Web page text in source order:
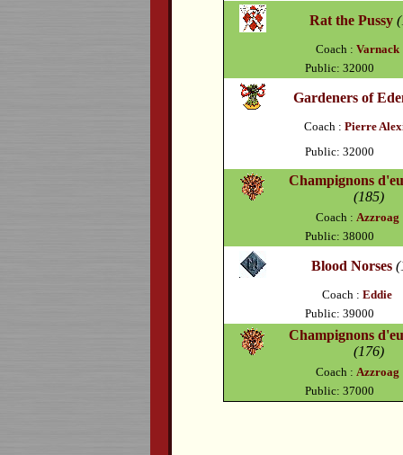
Rat the Pussy
Coach : Varnack
Public: 32000
Gardeners of
Coach :Pierre
Public: 32000
Champignons
(185)
Coach : Azzroag
Public: 38000
Blood Norses
Coach :Eddie
Public: 39000
Champignons
(176)
Coach : Azzroag
Public: 37000